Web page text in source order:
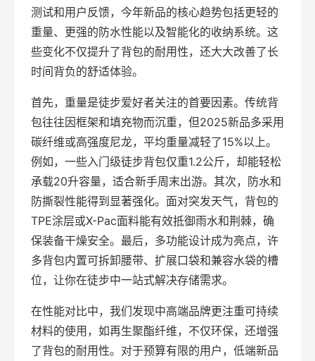
测试和用户反馈，今年新品的核心趋势包括更轻的
重量、更强的防水性能以及智能化的收纳系统。这
些变化不仅提升了背包的耐用性，还大大改善了长
时间背负的舒适体验。
首先，重量是徒步爱好者关注的首要因素。传统背
包往往因框架和填充物而沉重，但2025新品多采用
碳纤维或高强度尼龙，平均重量减轻了15%以上。
例如，一些入门级徒步背包仅重1.2公斤，却能轻松
承载20升容量，适合新手周末出游。其次，防水和
防撕裂性能得到显著强化。面对突发天气，背包的
TPE涂层或X-Pac面料能有效抵御雨水和荆棘，确
保装备干燥安全。最后，多功能设计成为亮点，许
多背包内置可拆卸腰带、扩展口袋和兼容水袋的槽
位，让你在徒步中一站式解决存储需求。
在性能对比中，我们发现中高端品牌更注重可持续
材料的使用，如再生聚酯纤维，不仅环保，还增强
了背包的耐用性。对于预算有限的用户，低端新品